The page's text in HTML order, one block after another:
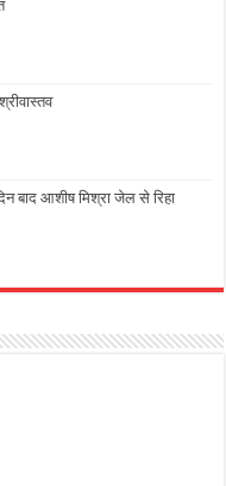
बाद आशीष मिश्रा जेल से रिहा